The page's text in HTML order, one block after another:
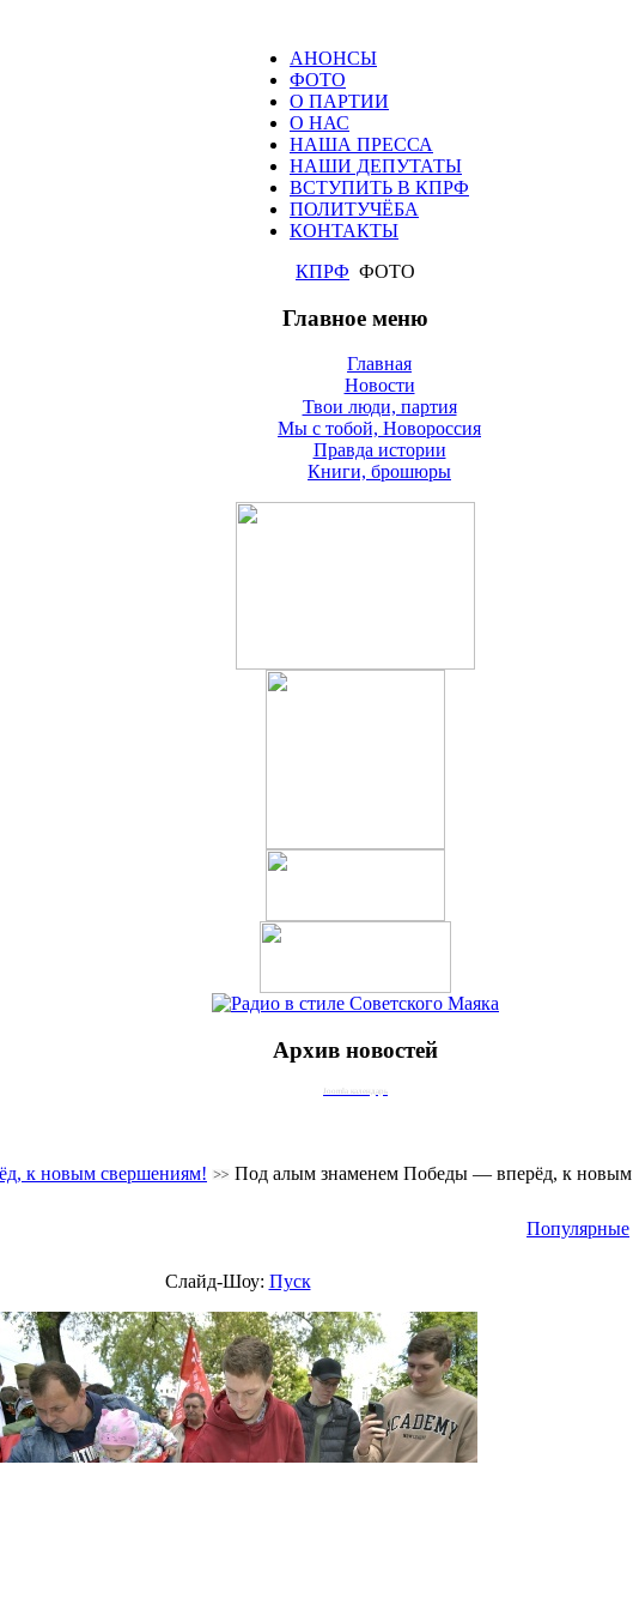
АНОНСЫ
ФОТО
О ПАРТИИ
О НАС
НАША ПРЕССА
НАШИ ДЕПУТАТЫ
ВСТУПИТЬ В КПРФ
ПОЛИТУЧЁБА
КОНТАКТЫ
КПРФ ФОТО
Главное меню
Главная
Новости
Твои люди, партия
Мы с тобой, Новороссия
Правда истории
Книги, брошюры
Архив новостей
Joomla календарь
к новым свершениям!
Под алым знаменем Победы — вперёд, к новым
Популярные
Слайд-Шоу: Пуск